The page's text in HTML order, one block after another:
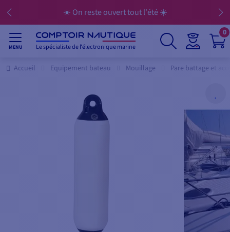
☀️ On reste ouvert tout l'été ☀️
MENU Le spécialiste de l'électronique marine
0
Accueil Equipement bateau Mouillage Pare battage et